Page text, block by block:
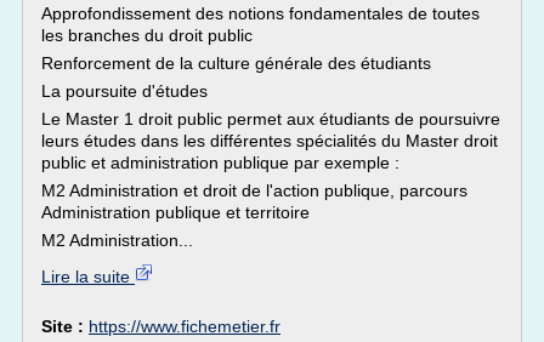
Approfondissement des notions fondamentales de toutes
les branches du droit public
Renforcement de la culture générale des étudiants
La poursuite d'études
Le Master 1 droit public permet aux étudiants de poursuivre
leurs études dans les différentes spécialités du Master droit
public et administration publique par exemple :
M2 Administration et droit de l'action publique, parcours
Administration publique et territoire
M2 Administration...
Lire la suite
Site : https://www.fichemetier.fr